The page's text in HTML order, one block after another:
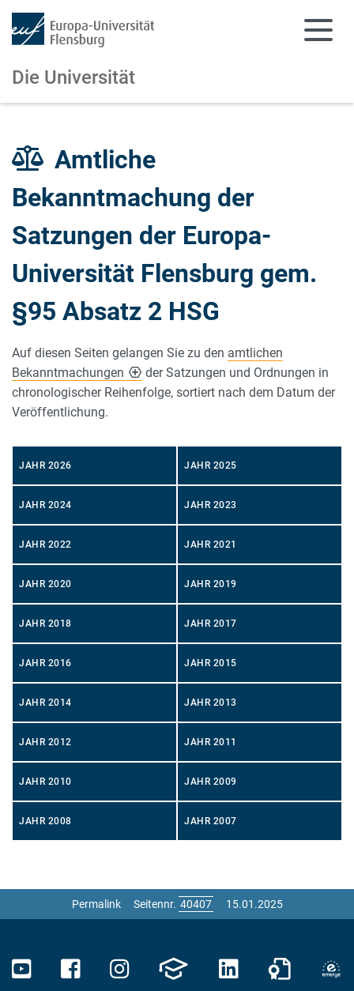
Die Universität
Amtliche
Bekanntmachung der
Satzungen der Europa-
Universität Flensburg gem.
§95 Absatz 2 HSG
Auf diesen Seiten gelangen Sie zu den amtlichen
Bekanntmachungen
der Satzungen und Ordnungen in
chronologischer Reihenfolge, sortiert nach dem Datum der
Veröffentlichung.
JAHR 2026 JAHR 2025
JAHR 2024 JAHR 2023
JAHR 2022 JAHR 2021
JAHR 2020 JAHR 2019
JAHR 2018 JAHR 2017
JAHR 2016 JAHR 2015
JAHR 2014 JAHR 2013
JAHR 2012 JAHR 2011
JAHR 2010 JAHR 2009
JAHR 2008 JAHR 2007
Permalink Seitennr. 15.01.2025